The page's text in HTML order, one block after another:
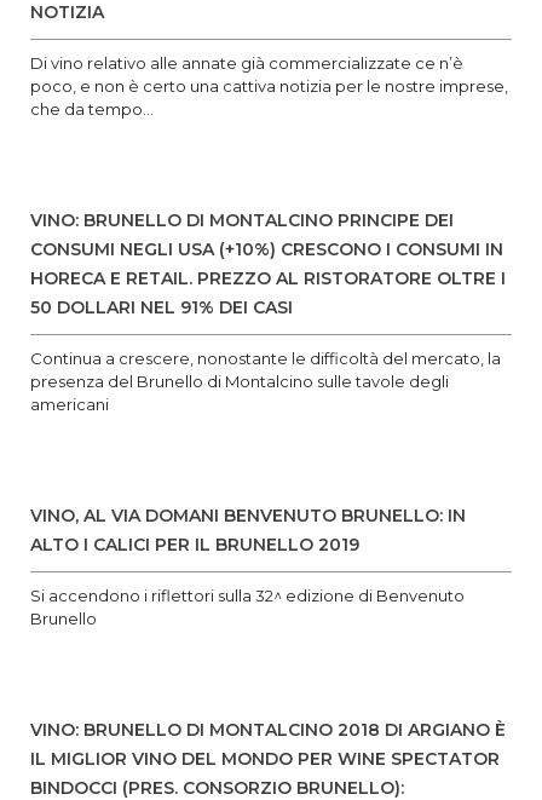
NOTIZIA
Di vino relativo alle annate già commercializzate ce n’è
poco, e non è certo una cattiva notizia per le nostre imprese,
che da tempo...
VINO: BRUNELLO DI MONTALCINO PRINCIPE DEI
CONSUMI NEGLI USA (+10%) CRESCONO I CONSUMI IN
HORECA E RETAIL. PREZZO AL RISTORATORE OLTRE I
50 DOLLARI NEL 91% DEI CASI
Continua a crescere, nonostante le difficoltà del mercato, la
presenza del Brunello di Montalcino sulle tavole degli
americani
VINO, AL VIA DOMANI BENVENUTO BRUNELLO: IN
ALTO I CALICI PER IL BRUNELLO 2019
Si accendono i riflettori sulla 32^ edizione di Benvenuto
Brunello
VINO: BRUNELLO DI MONTALCINO 2018 DI ARGIANO È
IL MIGLIOR VINO DEL MONDO PER WINE SPECTATOR
BINDOCCI (PRES. CONSORZIO BRUNELLO):